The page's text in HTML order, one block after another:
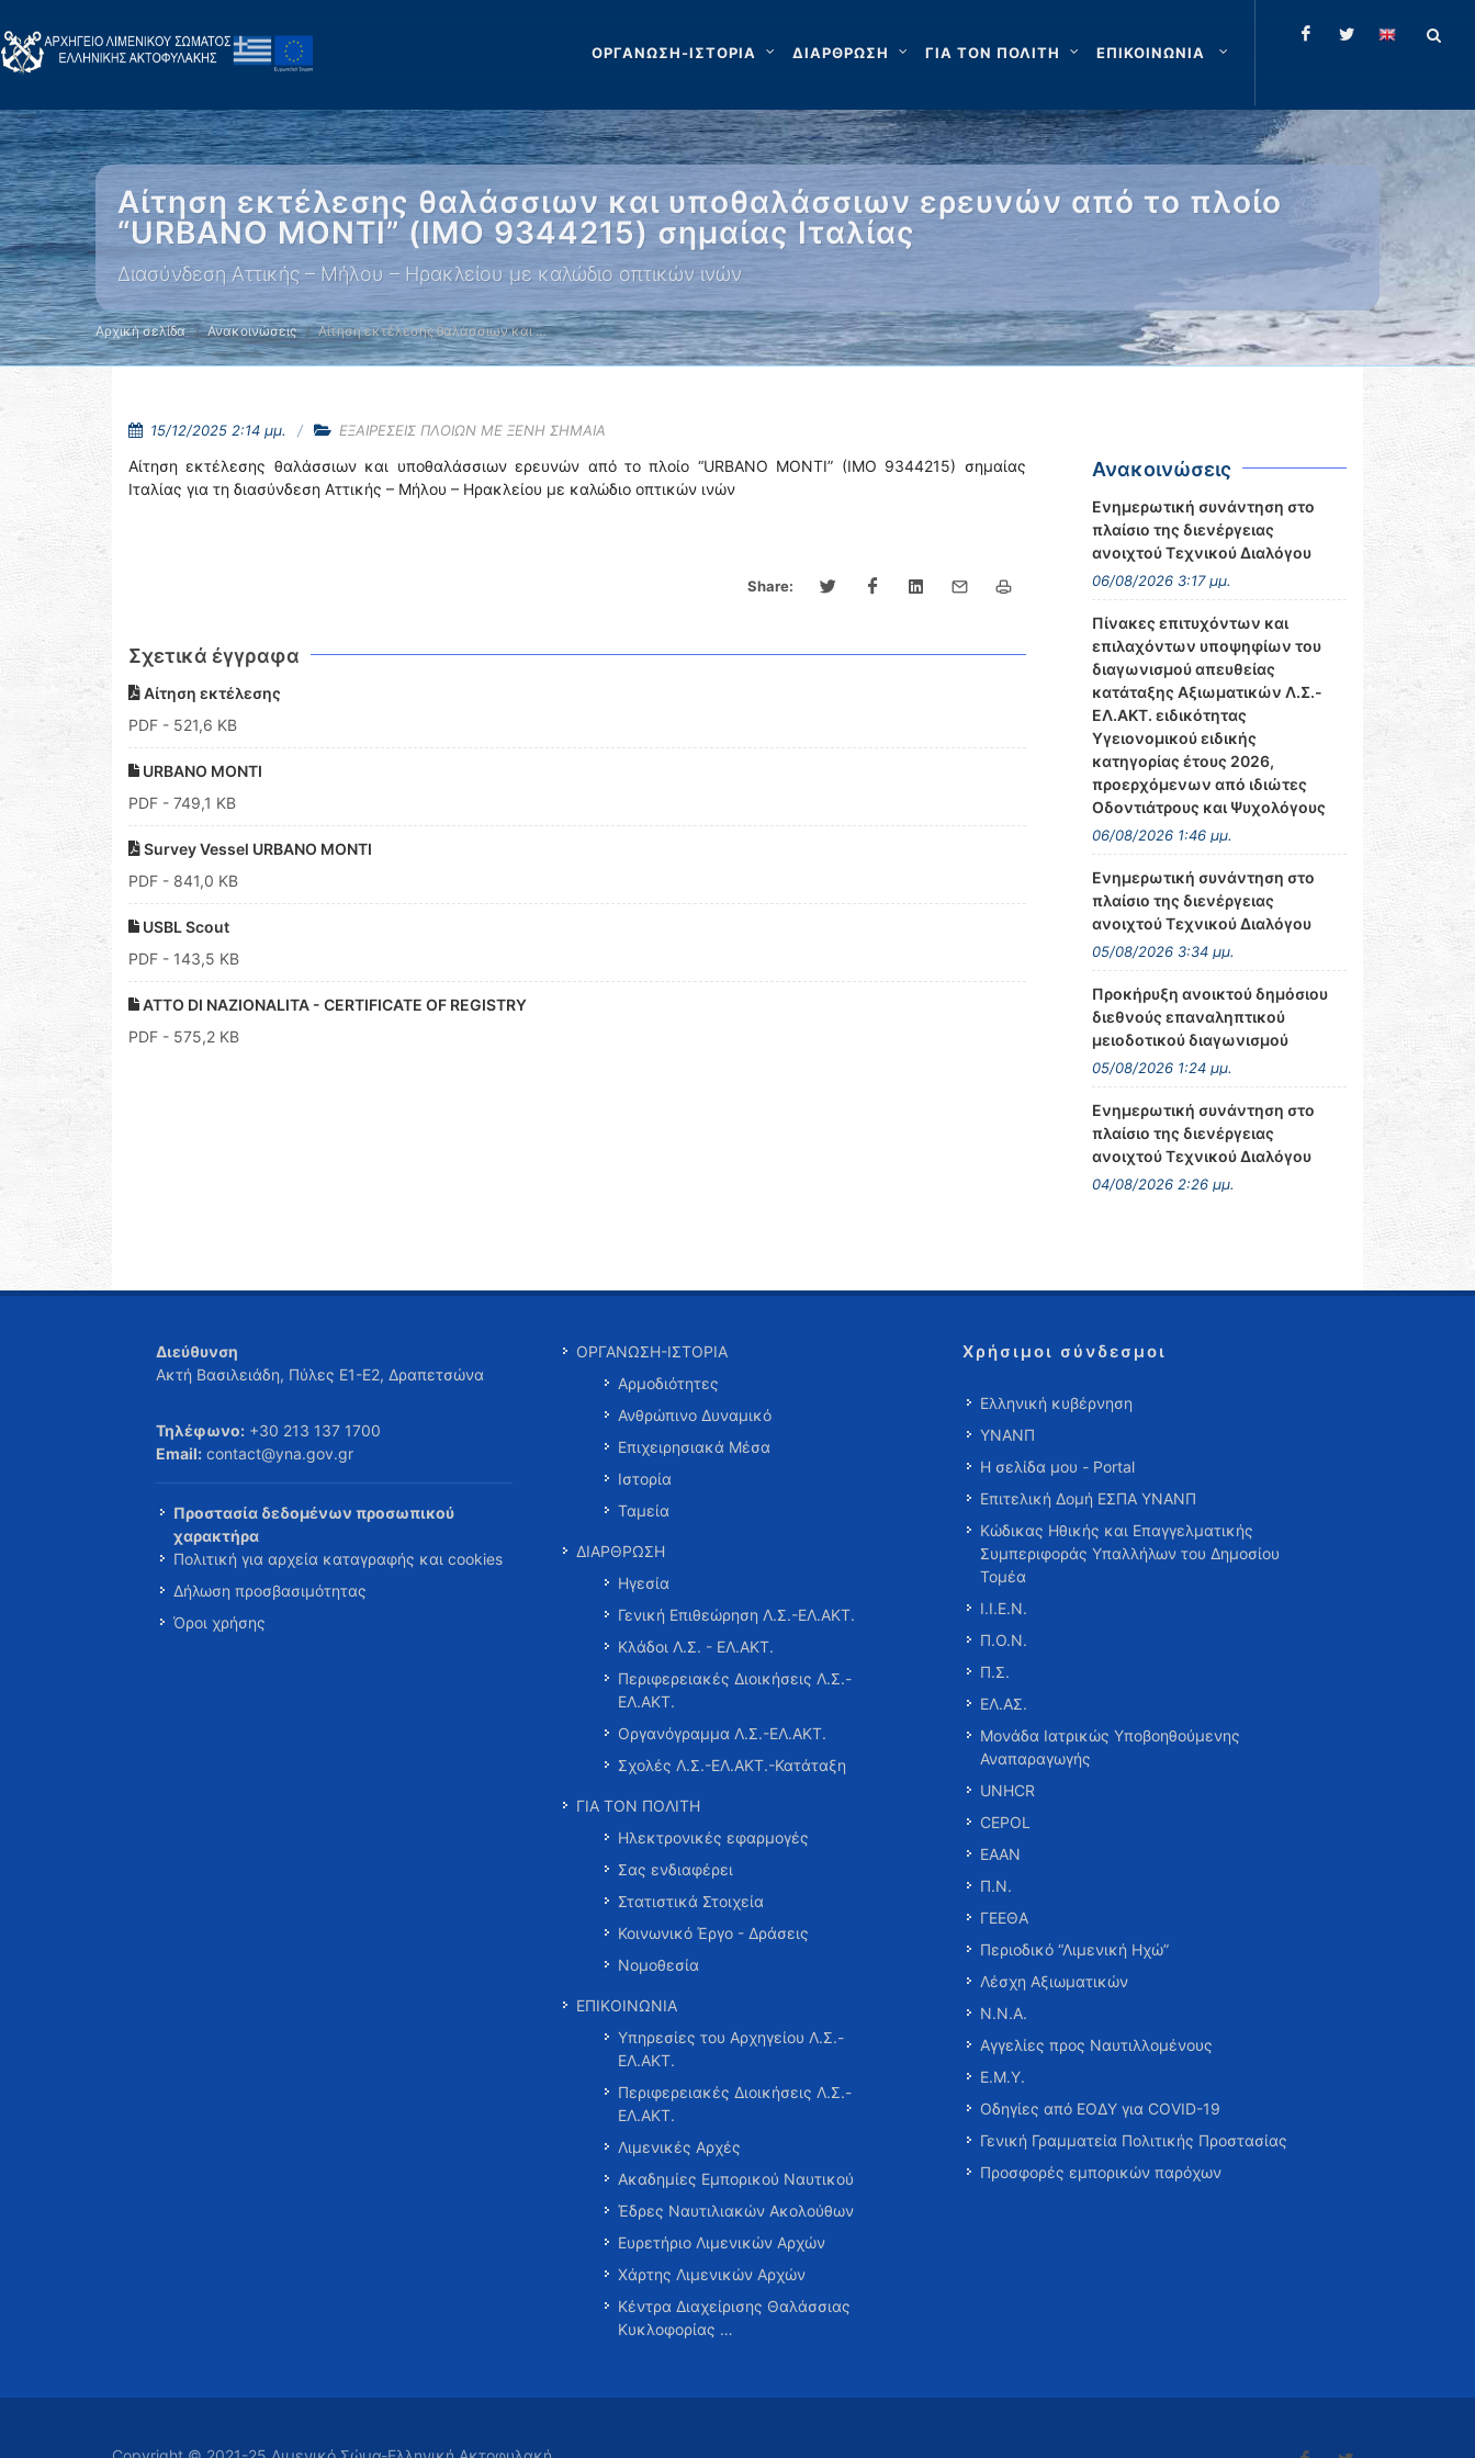
ΟΡΓΑΝΩΣΗ-ΙΣΤΟΡΙΑ ΔΙΑΡΘΡΩΣΗ ΓΙΑ ΤΟΝ ΠΟΛΙΤΗ ΕΠΙΚΟΙΝΩΝΙΑ
Αίτηση εκτέλεσης θαλάσσιων και υποθαλάσσιων ερευνών από το πλοίο
“URBANO MONTI” (IMO 9344215) σημαίας Ιταλίας
Διασύνδεση Αττικής – Μήλου – Ηρακλείου με καλώδιο οπτικών ινών
Αρχική σελίδα Ανακοινώσεις Αίτηση εκτέλεσης θαλάσσιων και …
15/12/2025 2:14 μμ. ΕΞΑΙΡΕΣΕΙΣ ΠΛΟΙΩΝ ΜΕ ΞΕΝΗ ΣΗΜΑΙΑ
Αίτηση εκτέλεσης θαλάσσιων και υποθαλάσσιων ερευνών από το πλοίο “URBANO MONTI” (IMO 9344215) σημαίας
Ιταλίας για τη διασύνδεση Αττικής – Μήλου – Ηρακλείου με καλώδιο οπτικών ινών
Share:
Σχετικά έγγραφα
Αίτηση εκτέλεσης
PDF - 521,6 KB
URBANO MONTI
PDF - 749,1 KB
Survey Vessel URBANO MONTI
PDF - 841,0 KB
USBL Scout
PDF - 143,5 KB
ATTO DI NAZIONALITA - CERTIFICATE OF REGISTRY
PDF - 575,2 KB
Ανακοινώσεις
Ενημερωτική συνάντηση στο
πλαίσιο της διενέργειας
ανοιχτού Τεχνικού Διαλόγου
06/08/2026 3:17 μμ.
Πίνακες επιτυχόντων και
επιλαχόντων υποψηφίων του
διαγωνισμού απευθείας
κατάταξης Αξιωματικών Λ.Σ.-
ΕΛ.ΑΚΤ. ειδικότητας
Υγειονομικού ειδικής
κατηγορίας έτους 2026,
προερχόμενων από ιδιώτες
Οδοντιάτρους και Ψυχολόγους
06/08/2026 1:46 μμ.
Ενημερωτική συνάντηση στο
πλαίσιο της διενέργειας
ανοιχτού Τεχνικού Διαλόγου
05/08/2026 3:34 μμ.
Προκήρυξη ανοικτού δημόσιου
διεθνούς επαναληπτικού
μειοδοτικού διαγωνισμού
05/08/2026 1:24 μμ.
Ενημερωτική συνάντηση στο
πλαίσιο της διενέργειας
ανοιχτού Τεχνικού Διαλόγου
04/08/2026 2:26 μμ.
Διεύθυνση
Ακτή Βασιλειάδη, Πύλες Ε1-Ε2, Δραπετσώνα
Τηλέφωνο: +30 213 137 1700
Email: contact@yna.gov.gr
Προστασία δεδομένων προσωπικού
χαρακτήρα
Πολιτική για αρχεία καταγραφής και cookies
Δήλωση προσβασιμότητας
Όροι χρήσης
ΟΡΓΑΝΩΣΗ-ΙΣΤΟΡΙΑ
Αρμοδιότητες
Ανθρώπινο Δυναμικό
Επιχειρησιακά Μέσα
Ιστορία
Ταμεία
ΔΙΑΡΘΡΩΣΗ
Ηγεσία
Γενική Επιθεώρηση Λ.Σ.-ΕΛ.ΑΚΤ.
Κλάδοι Λ.Σ. - ΕΛ.ΑΚΤ.
Περιφερειακές Διοικήσεις Λ.Σ.-
ΕΛ.ΑΚΤ.
Οργανόγραμμα Λ.Σ.-ΕΛ.ΑΚΤ.
Σχολές Λ.Σ.-ΕΛ.ΑΚΤ.-Κατάταξη
ΓΙΑ ΤΟΝ ΠΟΛΙΤΗ
Ηλεκτρονικές εφαρμογές
Σας ενδιαφέρει
Στατιστικά Στοιχεία
Κοινωνικό Έργο - Δράσεις
Νομοθεσία
ΕΠΙΚΟΙΝΩΝΙΑ
Υπηρεσίες του Αρχηγείου Λ.Σ.-
ΕΛ.ΑΚΤ.
Περιφερειακές Διοικήσεις Λ.Σ.-
ΕΛ.ΑΚΤ.
Λιμενικές Αρχές
Ακαδημίες Εμπορικού Ναυτικού
Έδρες Ναυτιλιακών Ακολούθων
Ευρετήριο Λιμενικών Αρχών
Χάρτης Λιμενικών Αρχών
Κέντρα Διαχείρισης Θαλάσσιας
Κυκλοφορίας …
Χρήσιμοι σύνδεσμοι
Ελληνική κυβέρνηση
ΥΝΑΝΠ
Η σελίδα μου - Portal
Επιτελική Δομή ΕΣΠΑ ΥΝΑΝΠ
Κώδικας Ηθικής και Επαγγελματικής
Συμπεριφοράς Υπαλλήλων του Δημοσίου
Τομέα
Ι.Ι.Ε.Ν.
Π.Ο.Ν.
Π.Σ.
ΕΛ.ΑΣ.
Μονάδα Ιατρικώς Υποβοηθούμενης
Αναπαραγωγής
UNHCR
CEPOL
ΕΑΑΝ
Π.Ν.
ΓΕΕΘΑ
Περιοδικό “Λιμενική Ηχώ”
Λέσχη Αξιωματικών
Ν.Ν.Α.
Αγγελίες προς Ναυτιλλομένους
Ε.Μ.Υ.
Οδηγίες από ΕΟΔΥ για COVID-19
Γενική Γραμματεία Πολιτικής Προστασίας
Προσφορές εμπορικών παρόχων